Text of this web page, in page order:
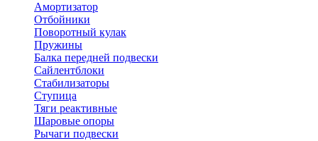
Амортизатор
Отбойники
Поворотный кулак
Пружины
Балка передней подвески
Сайлентблоки
Стабилизаторы
Ступица
Тяги реактивные
Шаровые опоры
Рычаги подвески